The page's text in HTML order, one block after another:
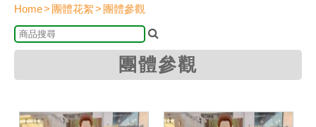
Home 團體花絮 團體參觀
團體參觀